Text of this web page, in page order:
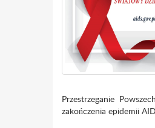
Przestrzeganie
zakończenia epidemii